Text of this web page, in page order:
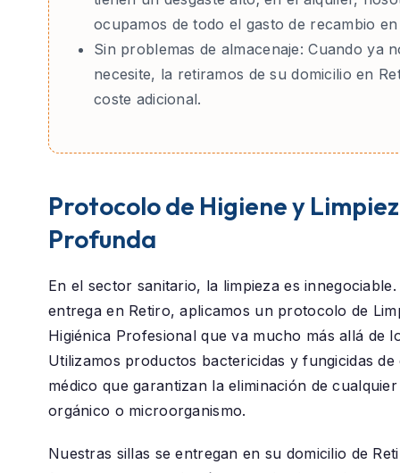
ocupamos de todo el gasto de recambio
Sin problemas de almacenaje: Cuando ya
necesite, la retiramos de su domicilio en
coste adicional.
Protocolo de Higiene y
Profunda
En el sector sanitario, la limpieza es
entrega en Retiro, aplicamos un protocolo de
Higiénica Profesional que va mucho más allá de
Utilizamos productos bactericidas y fungicidas
médico que garantizan la eliminación de
orgánico o microorganismo.
Nuestras sillas se entregan en su domicilio de